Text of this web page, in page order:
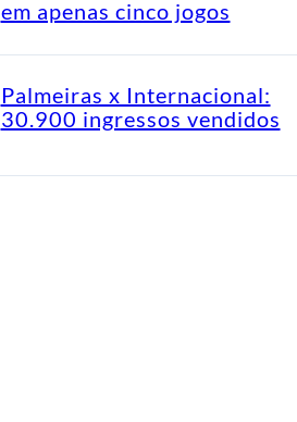
em apenas cinco jogos
Palmeiras x Internacional:
30.900 ingressos vendidos